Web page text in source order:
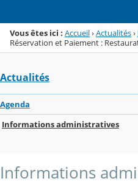
Vous êtes ici : Accueil›Actualités›
Réservation et Paiement :
Actualités
Agenda
Informations administratives
Informations